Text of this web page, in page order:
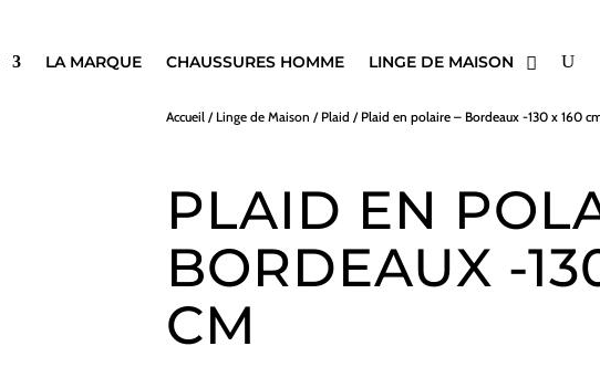
LA MARQUE CHAUSSURES HOMME LINGE DE MAISON
Accueil / Linge de Maison / Plaid / Plaid en polaire – Bordeaux -130 x 160
PLAID EN
BORDEAUX -
CM